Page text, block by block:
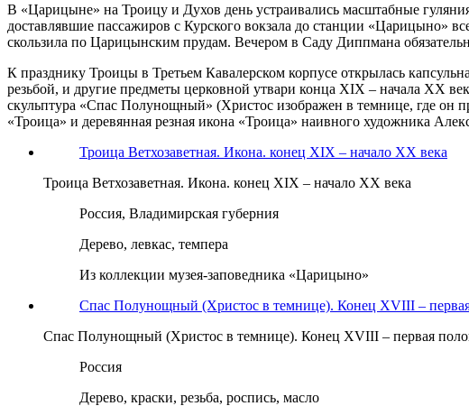
В «Царицыне» на Троицу и Духов день устраивались масштабные
доставлявшие пассажиров с Курского вокзала до станции «Царицыно»
скользила по Царицынским прудам. Вечером в Саду Диппмана
К празднику Троицы в Третьем Кавалерском корпусе открылась
резьбой, и другие предметы церковной утвари конца XIX – начала ХХ
скульптура «Спас Полунощный» (Христос изображен в темнице, где он
«Троица» и деревянная резная икона «Троица» наивного художника
Троица Ветхозаветная. Икона. конец XIX – начало ХХ века
Троица Ветхозаветная. Икона. конец XIX – начало ХХ века
Россия, Владимирская губерния
Дерево, левкас, темпера
Из коллекции музея-заповедника «Царицыно»
Спас Полунощный (Христос в темнице). Конец XVIII –
Спас Полунощный (Христос в темнице). Конец XVIII – первая
Россия
Дерево, краски, резьба, роспись, масло